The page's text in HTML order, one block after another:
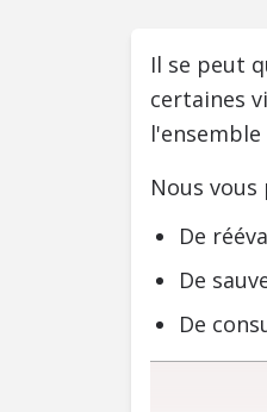
Il se peut
certaines
Nous
De
De
De